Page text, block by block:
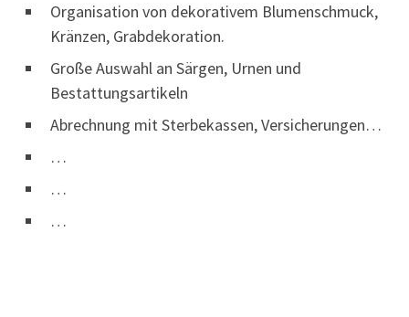
Organisation von dekorativem Blumenschmuck,
Kränzen, Grabdekoration.
Große Auswahl an Särgen, Urnen und
Bestattungsartikeln
Abrechnung mit Sterbekassen, Versicherungen…
…
…
…